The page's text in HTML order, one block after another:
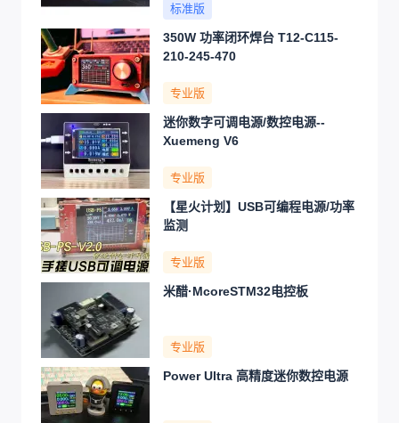
标准版
350W 功率闭环焊台 T12-C115-
210-245-470
专业版
迷你数字可调电源/数控电源--
Xuemeng V6
专业版
【星火计划】USB可编程电源/功率
监测
专业版
米醋·McoreSTM32电控板
专业版
Power Ultra 高精度迷你数控电源